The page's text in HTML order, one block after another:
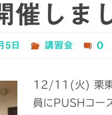
催しま
5日 講習会 0
12/11(火) 栗東
員にPUSHコー